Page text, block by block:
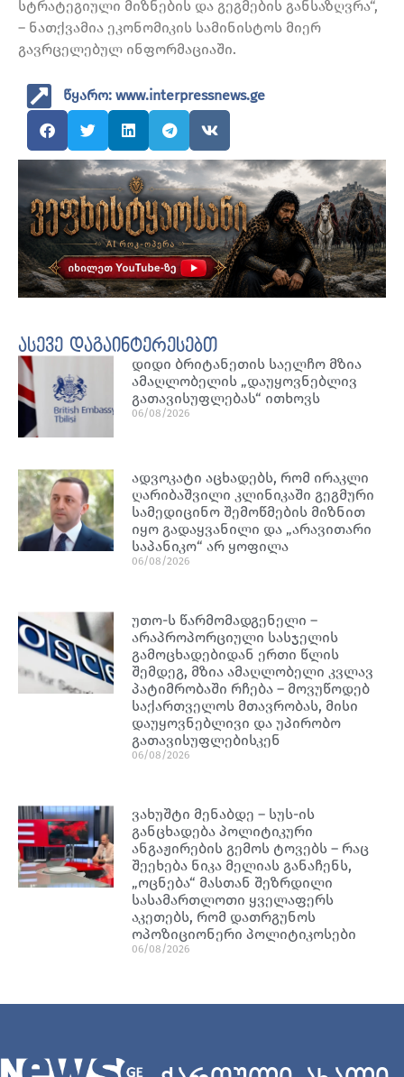
სტრატეგიული მიზნების და გეგმების განსაზღვრა“,
– ნათქვამია ეკონომიკის სამინისტოს მიერ
გავრცელებულ ინფორმაციაში.
წყარო: www.interpressnews.ge
ასევე დაგაინტერესებთ
დიდი ბრიტანეთის საელჩო მზია
ამაღლობელის „დაუყოვნებლივ
გათავისუფლებას“ ითხოვს
06/08/2026
ადვოკატი აცხადებს, რომ ირაკლი
ღარიბაშვილი კლინიკაში გეგმური
სამედიცინო შემოწმების მიზნით
იყო გადაყვანილი და „არავითარი
საპანიკო“ არ ყოფილა
06/08/2026
უთო-ს წარმომადგენელი –
არაპროპორციული სასჯელის
გამოცხადებიდან ერთი წლის
შემდეგ, მზია ამაღლობელი კვლავ
პატიმრობაში რჩება – მოვუწოდებ
საქართველოს მთავრობას, მისი
დაუყოვნებლივი და უპირობო
გათავისუფლებისკენ
06/08/2026
ვახუშტი მენაბდე – სუს-ის
განცხადება პოლიტიკური
ანგაჟირების გემოს ტოვებს – რაც
შეეხება ნიკა მელიას განაჩენს,
„ოცნება“ მასთან შეზრდილი
სასამართლოთი ყველაფერს
აკეთებს, რომ დათრგუნოს
ოპოზიციონერი პოლიტიკოსები
06/08/2026